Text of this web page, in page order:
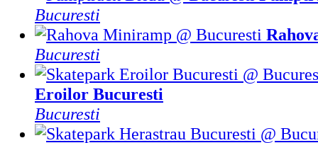
Bucuresti
Bucuresti
Eroilor Bucuresti
Bucuresti